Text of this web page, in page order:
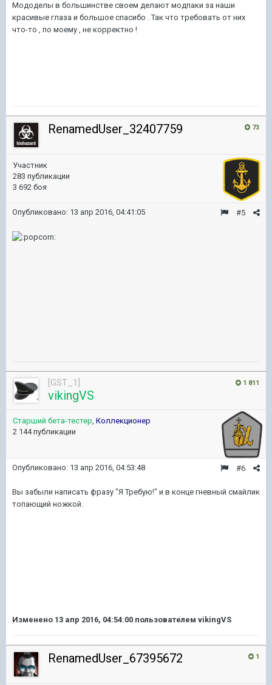
Мододелы в большинстве своем делают модпаки за наши
красивые глаза и большое спасибо . Так что требовать от них
что-то , по моему , не корректно !
73
RenamedUser_32407759
Участник
283 публикации
3 692 боя
#5
Опубликовано: 13 апр 2016, 04:41:05
1 811
[GST_1]
vikingVS
Старший бета-тестер, Коллекционер
2 144 публикации
#6
Опубликовано: 13 апр 2016, 04:53:48
Вы забыли написать фразу "Я Требую!" и в конце гневный смайлик
топающий ножкой.
Изменено 13 апр 2016, 04:54:00 пользователем vikingVS
1
RenamedUser_67395672